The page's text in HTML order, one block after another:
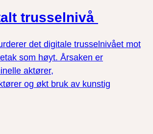
trusselnivå
det digitale trusselnivået mot
som høyt. Årsaken er
aktører,
og økt bruk av kunstig